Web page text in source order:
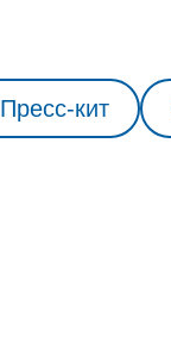
Пресс-кит